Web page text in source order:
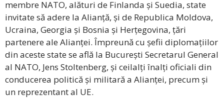
membre NATO, alături de Finlanda și Suedia, state
invitate să adere la Alianță, și de Republica Moldova,
Ucraina, Georgia și Bosnia și Herțegovina, țări
partenere ale Alianței. Împreună cu șefii diplomațiilor
din aceste state se află la București Secretarul General
al NATO, Jens Stoltenberg, și ceilalți înalți oficiali din
conducerea politică și militară a Alianței, precum și
un reprezentant al UE.